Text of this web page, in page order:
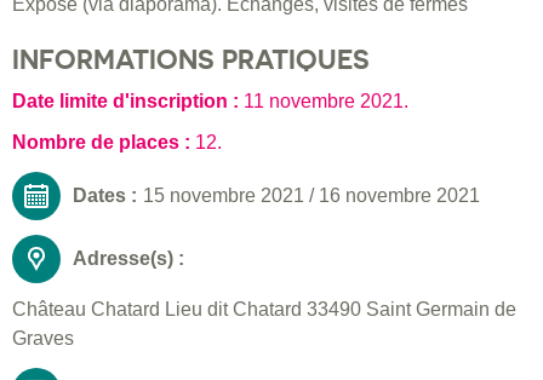
Exposé (via diaporama). Échanges, visites de fermes
INFORMATIONS PRATIQUES
Date limite d'inscription : 11 novembre 2021.
Nombre de places : 12.
Dates : 15 novembre 2021 / 16 novembre 2021
Adresse(s) :
Château Chatard Lieu dit Chatard 33490 Saint Germain de
Graves